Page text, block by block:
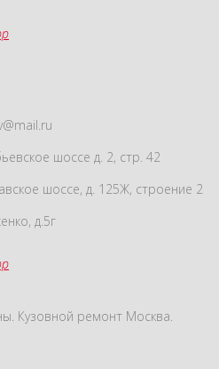
шоссе д. 2, стр. 42
шоссе, д. 125Ж, строение 2
д.5г
Кузовной ремонт Москва.